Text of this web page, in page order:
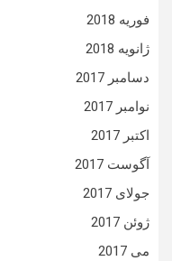
فوریه 2018
ژانویه 2018
دسامبر 2017
نوامبر 2017
اکتبر 2017
آگوست 2017
جولای 2017
ژوئن 2017
می 2017